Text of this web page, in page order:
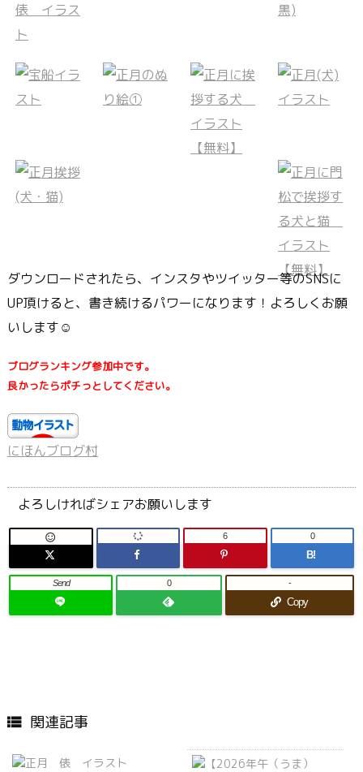
ダウンロードされたら、インスタやツイッター等のSNSに
UP頂けると、書き続けるパワーになります！よろしくお願
いします☺
ブログランキング参加中です。
良かったらポチっとしてください。
にほんブログ村
よろしければシェアお願いします
 6
B!
0
Send 0
Copy
-
 関連記事